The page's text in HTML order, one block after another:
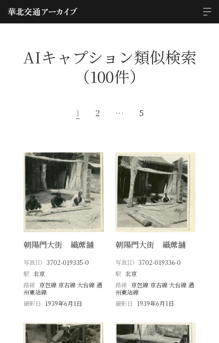
AIキャプション類似検索
（100件）
1 2 … 5
朝陽門大街 織蓆舗
写真ID 3702-019335-0
駅 北京
路線 京包線 京古線 大台線 通
州東站線
撮影日
1939年6月1日
朝陽門大街 織蓆舗
写真ID 3702-019336-0
駅 北京
路線 京包線 京古線 大台線 通
州東站線
撮影日
1939年6月1日